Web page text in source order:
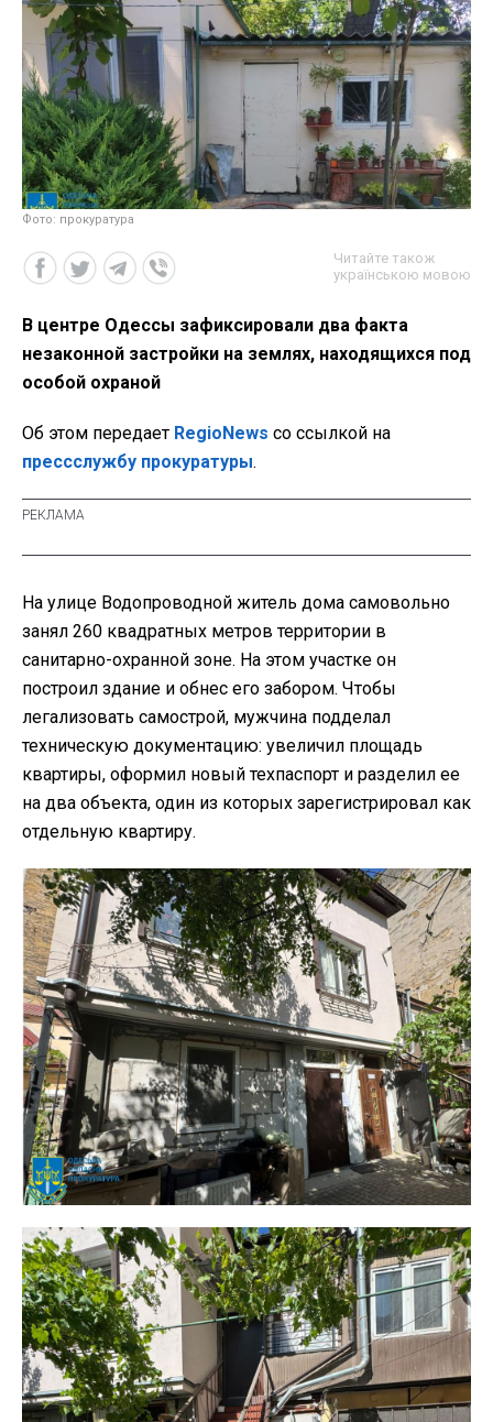
Фото: прокуратура
Читайте також
українською мовою
В центре Одессы зафиксировали два факта
незаконной застройки на землях, находящихся под
особой охраной
Об этом передает RegioNews со ссылкой на
прессслужбу прокуратуры.
На улице Водопроводной житель дома самовольно
занял 260 квадратных метров территории в
санитарно-охранной зоне. На этом участке он
построил здание и обнес его забором. Чтобы
легализовать самострой, мужчина подделал
техническую документацию: увеличил площадь
квартиры, оформил новый техпаспорт и разделил ее
на два объекта, один из которых зарегистрировал как
отдельную квартиру.